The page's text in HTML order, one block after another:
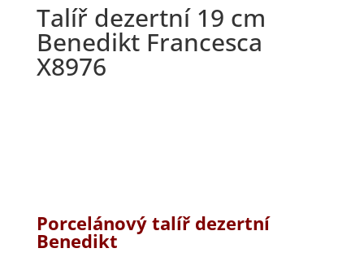
Talíř dezertní 19 cm
Benedikt Francesca
X8976
Porcelánový talíř dezertní
Benedikt